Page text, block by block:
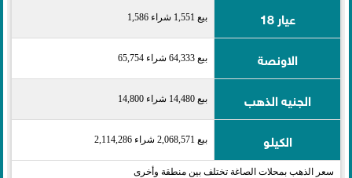
عيار 18 بيع 1,551 شراء 1,586
الاونصة بيع 64,333 شراء 65,754
الجنيه الذهب بيع 14,480 شراء 14,800
الكيلو بيع 2,068,571 شراء 2,114,286
سعر الذهب بمحلات الصاغة تختلف بين منطقة وأخرى